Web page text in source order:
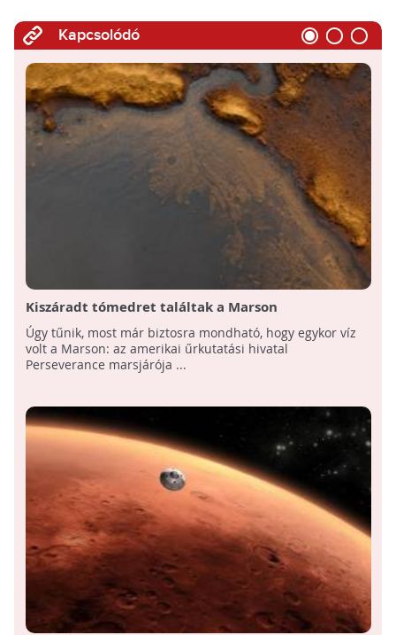
Kapcsolódó
Kiszáradt tómedret találtak a Marson
Úgy tűnik, most már biztosra mondható, hogy egykor víz
volt a Marson: az amerikai űrkutatási hivatal
Perseverance marsjárója ...